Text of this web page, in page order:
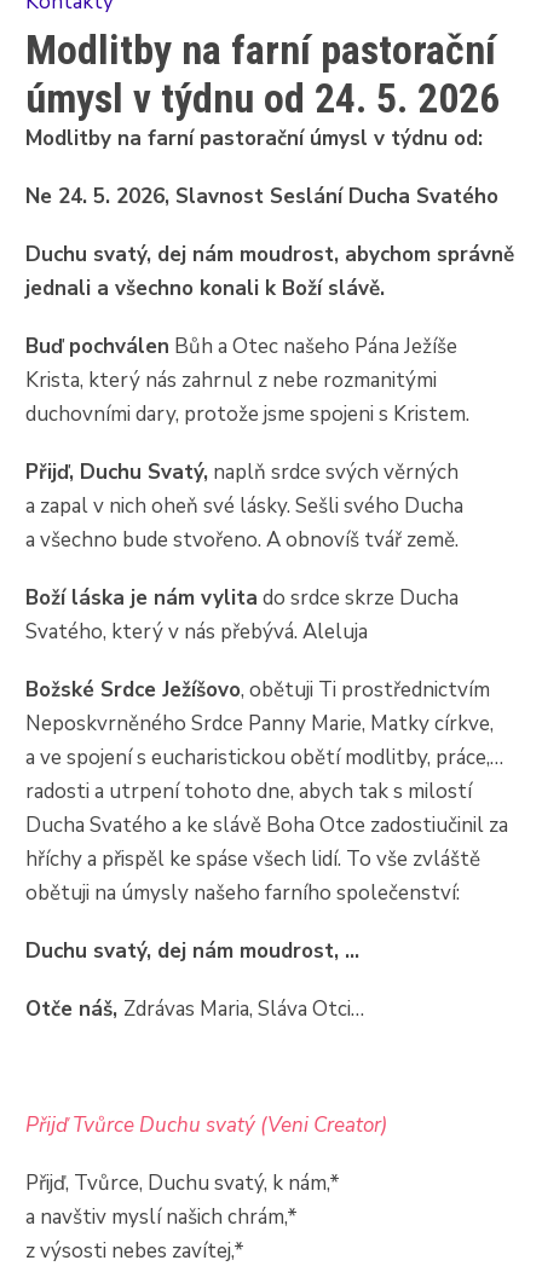
Modlitby na farní pastorační
úmysl v týdnu od 24. 5. 2026
Modlitby na farní pastorační úmysl v týdnu od:
Ne 24. 5. 2026, Slavnost Seslání Ducha Svatého
Duchu svatý, dej nám moudrost, abychom správně
jednali a všechno konali k Boží slávě.
Buď pochválen Bůh a Otec našeho Pána Ježíše
Krista, který nás zahrnul z nebe rozmanitými
duchovními dary, protože jsme spojeni s Kristem.
Přijď, Duchu Svatý, naplň srdce svých věrných
a zapal v nich oheň své lásky. Sešli svého Ducha
a všechno bude stvořeno. A obnovíš tvář země.
Boží láska je nám vylita do srdce skrze Ducha
Svatého, který v nás přebývá. Aleluja
Božské Srdce Ježíšovo, obětuji Ti prostřednictvím
Neposkvrněného Srdce Panny Marie, Matky církve,
a ve spojení s eucharistickou obětí modlitby, práce,…
radosti a utrpení tohoto dne, abych tak s milostí
Ducha Svatého a ke slávě Boha Otce zadostiučinil za
hříchy a přispěl ke spáse všech lidí. To vše zvláště
obětuji na úmysly našeho farního společenství:
Duchu svatý, dej nám moudrost, …
Otče náš, Zdrávas Maria, Sláva Otci…
Přijď Tvůrce Duchu svatý (Veni Creator)
Přijď, Tvůrce, Duchu svatý, k nám,*
a navštiv myslí našich chrám,*
z výsosti nebes zavítej,*